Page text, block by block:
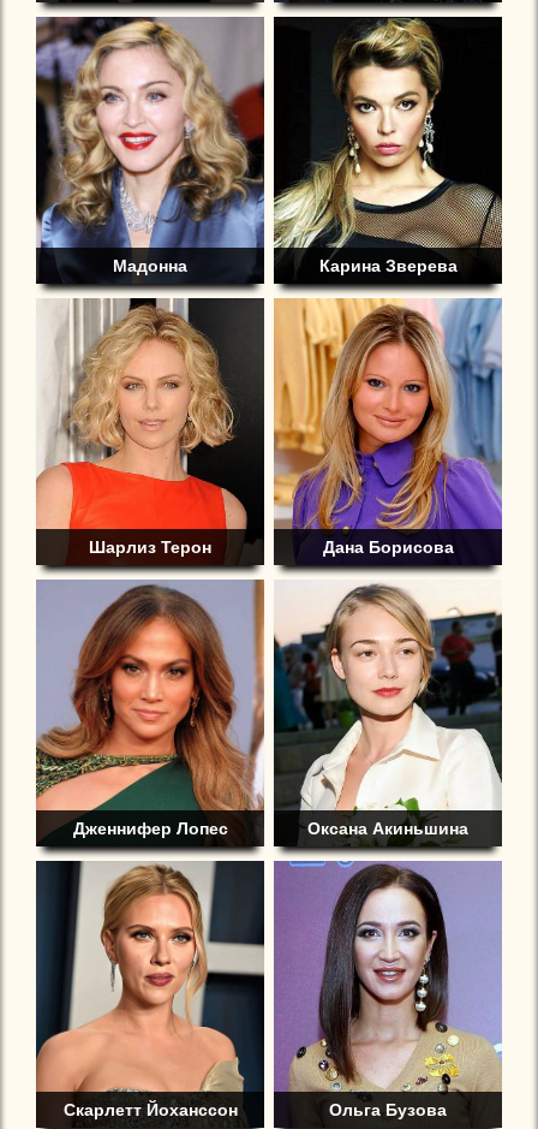
Мадонна Карина Зверева
Шарлиз Терон Дана Борисова
Дженнифер Лопес Оксана Акиньшина
Скарлетт Йоханссон Ольга Бузова